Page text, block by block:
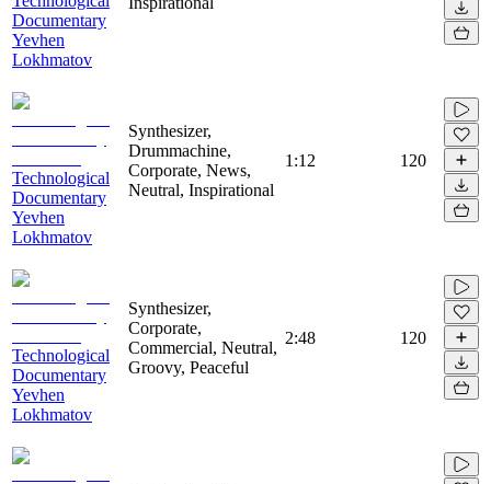
Documentary
Yevhen
Lokhmatov
Technological
Documentary
Yevhen
Lokhmatov
Synthesizer,
Drummachine,
Corporate, News,
Neutral, Inspirational
1:12 120
Technological
Documentary
Yevhen
Lokhmatov
Synthesizer,
Corporate,
Commercial, Neutral,
Groovy, Peaceful
2:48 120